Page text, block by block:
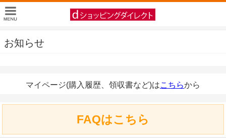
お知らせ
マイページ(購入履歴、領収書など)はこちらから
FAQはこちら